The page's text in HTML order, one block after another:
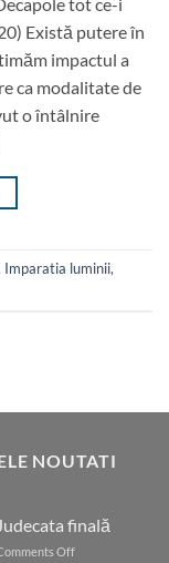
Există putere în
impactul a
ca modalitate de
o întâlnire
Imparatia luminii,
NOUTATI
Judecata finală
Offon